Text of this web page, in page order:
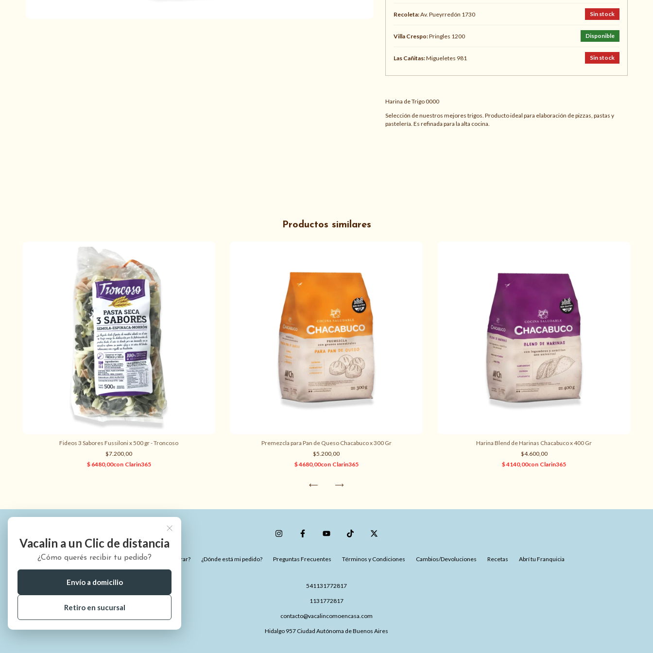
Recoleta:Av. Pueyrredón 1730 Sin stock
Villa Crespo:Pringles 1200 Disponible
Las Cañitas:Migueletes 981 Sin stock
Harina de Trigo 0000
Selección de nuestros mejores trigos. Producto ideal para elaboración de pizzas, pastas y
pastelería. Es refinada para la alta cocina.
Productos similares
Fideos 3 Sabores Fussiloni x 500 gr - Troncoso
$7.200,00
Premezcla para Pan de Queso Chacabuco x 300 Gr
$5.200,00
Harina Blend de Harinas Chacabuco x 400 Gr
$4.600,00
Vacalin a un Clic de distancia
¿Cómo querés recibir tu pedido?
Envío a domicilio
Retiro en sucursal
¿Quiénes somos? ¿Cómo comprar? ¿Dónde está mi pedido? Preguntas Frecuentes Términos y Condiciones Cambios/Devoluciones Recetas Abrí tu Franquicia
541131772817
1131772817
contacto@vacalincomoencasa.com
Hidalgo 957 Ciudad Autónoma de Buenos Aires